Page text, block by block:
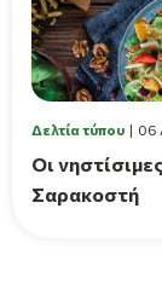
Δελτία τύπου 06
Οι
Σαρακοστή